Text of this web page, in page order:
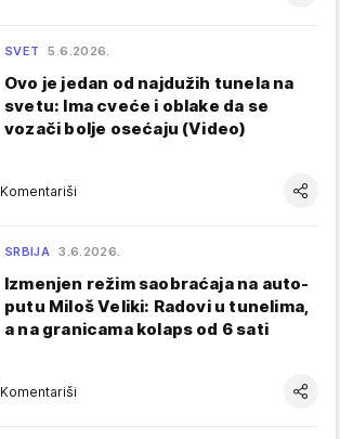
SVET 5.6.2026.
Ovo je jedan od najdužih tunela na
svetu: Ima cveće i oblake da se
vozači bolje osećaju (Video)
Komentariši
SRBIJA 3.6.2026.
Izmenjen režim saobraćaja na auto-
putu Miloš Veliki: Radovi u tunelima,
a na granicama kolaps od 6 sati
Komentariši